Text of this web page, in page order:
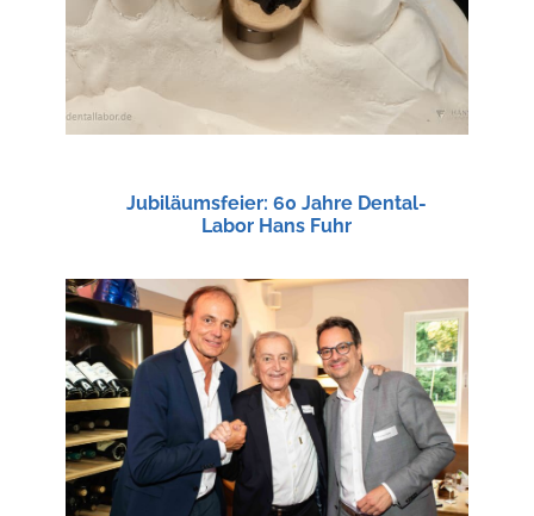
Jubiläumsfeier: 60 Jahre Dental-
Labor Hans Fuhr